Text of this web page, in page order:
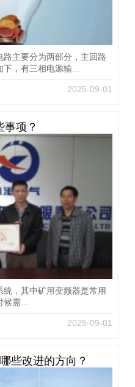
主要分为两部分，主回路
，有三相电源输...
2025-09-01
项？
，其中矿用变频器是常用
需...
2025-09-01
些改进的方向？